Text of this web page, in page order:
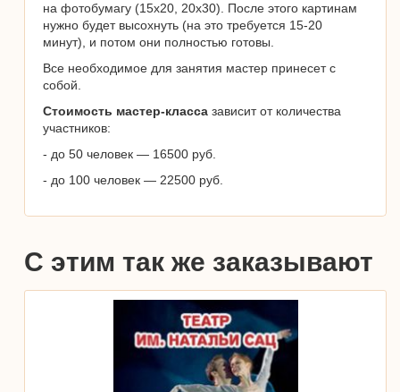
на фотобумагу (15х20, 20х30). После этого картинам
нужно будет высохнуть (на это требуется 15-20
минут), и потом они полностью готовы.
Все необходимое для занятия мастер принесет с
собой.
Стоимость мастер-класса зависит от количества
участников:
- до 50 человек — 16500 руб.
- до 100 человек — 22500 руб.
С этим так же заказывают